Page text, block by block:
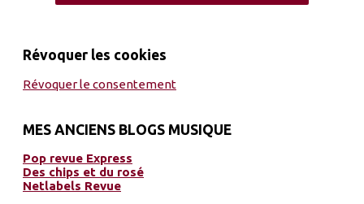
Révoquer les cookies
Révoquer le consentement
MES ANCIENS BLOGS MUSIQUE
Pop revue Express
Des chips et du rosé
Netlabels Revue